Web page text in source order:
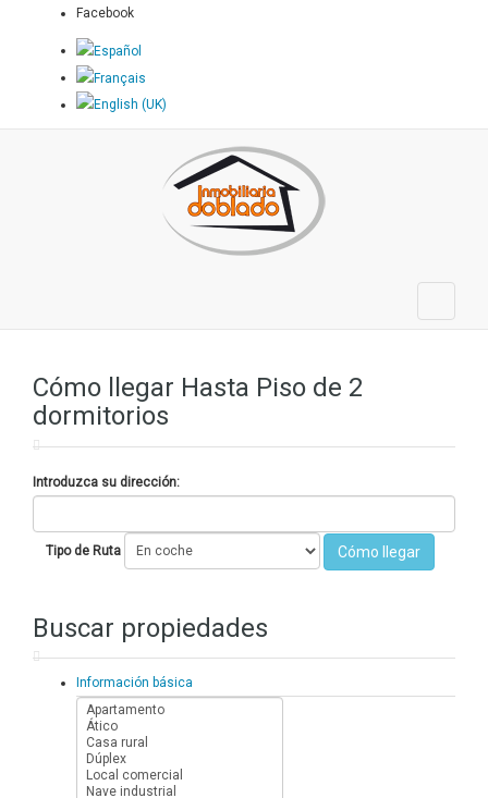
Facebook
Cómo llegar Hasta Piso de 2
dormitorios
Introduzca su dirección:
Tipo de Ruta
Buscar propiedades
Información básica